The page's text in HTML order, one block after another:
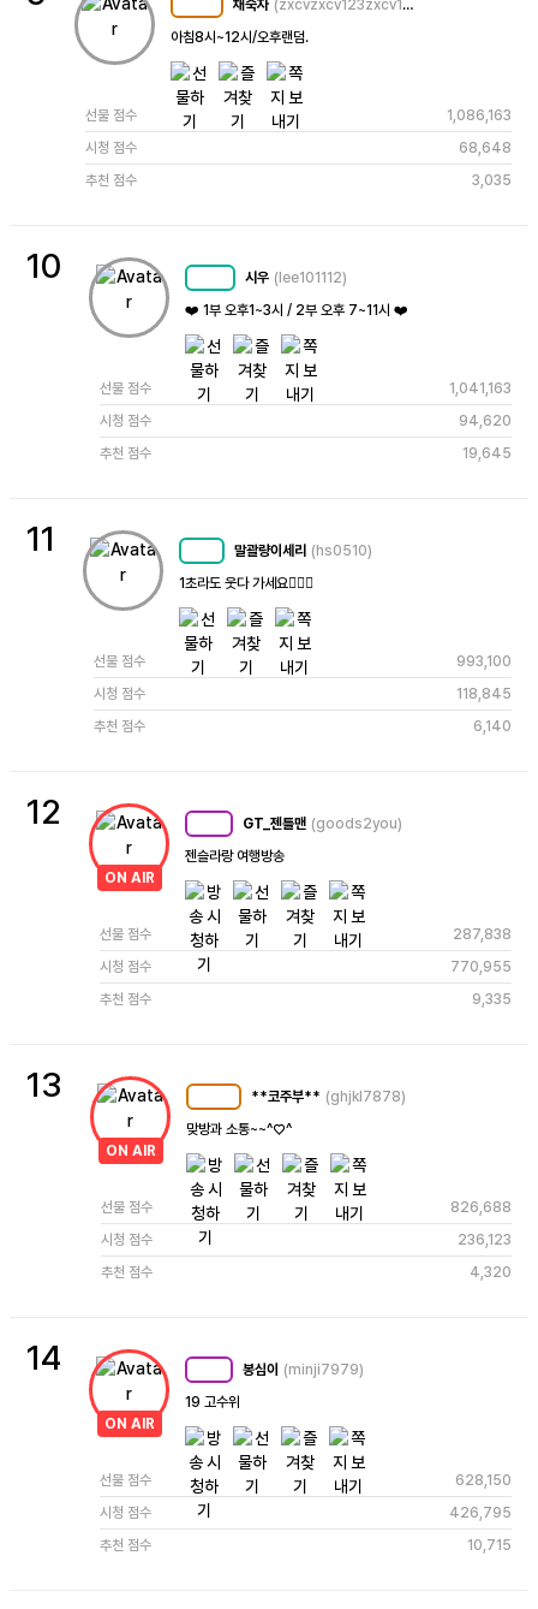
채숙자 (zxcvzxcv123zxcv123)
선물 점수
1,086,163
시청 점수
68,648
추천 점수
3,035
10 시우 (lee101112)
❤️ 1부 오후1~3시 / 2부 오후 7~11시 ❤️
선물 점수
1,041,163
시청 점수
94,620
추천 점수
19,645
11 말괄량이세리 (hs0510)
1초라도 웃다 가세요🙇🏻‍♀️
선물 점수
993,100
시청 점수
118,845
추천 점수
6,140
12
ON AIR
GT_젠틀맨 (goods2you)
젠슬라랑 여행방송
선물 점수
287,838
시청 점수
770,955
추천 점수
9,335
13
ON AIR
**코주부** (ghjkl7878)
맞방과 소통~~^♡^
선물 점수
826,688
시청 점수
236,123
추천 점수
4,320
14
ON AIR
봉심이 (minji7979)
19 고수위
선물 점수
628,150
시청 점수
426,795
추천 점수
10,715